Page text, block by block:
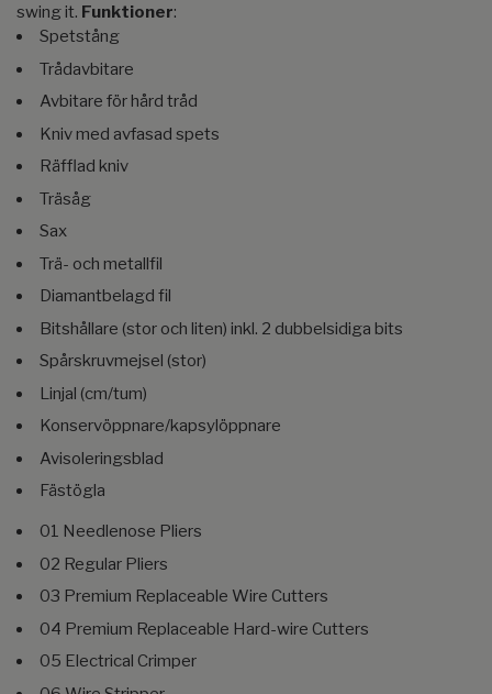
swing it. Funktioner:
Spetstång
Trådavbitare
Avbitare för hård tråd
Kniv med avfasad spets
Räfflad kniv
Träsåg
Sax
Trä- och metallfil
Diamantbelagd fil
Bitshållare (stor och liten) inkl. 2 dubbelsidiga bits
Spårskruvmejsel (stor)
Linjal (cm/tum)
Konservöppnare/kapsylöppnare
Avisoleringsblad
Fästögla
01 Needlenose Pliers
02 Regular Pliers
03 Premium Replaceable Wire Cutters
04 Premium Replaceable Hard-wire Cutters
05 Electrical Crimper